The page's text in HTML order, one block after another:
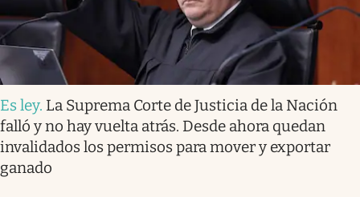
Es ley. La Suprema Corte de Justicia de la Nación
falló y no hay vuelta atrás. Desde ahora quedan
invalidados los permisos para mover y exportar
ganado